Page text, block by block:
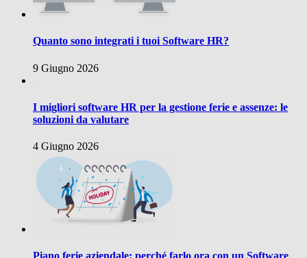
Quanto sono integrati i tuoi Software HR?
9 Giugno 2026
I migliori software HR per la gestione ferie e assenze: le
soluzioni da valutare
4 Giugno 2026